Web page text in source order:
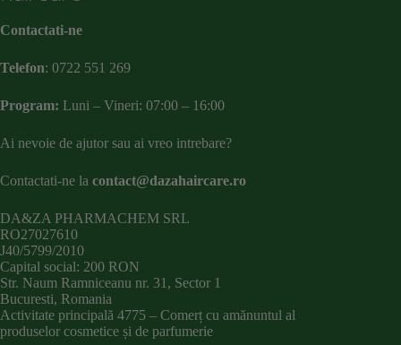
Contactati-ne
Telefon: 0722 551 269
Program: Luni – Vineri: 07:00 – 16:00
Ai nevoie de ajutor sau ai vreo intrebare?
Contactati-ne la contact@dazahaircare.ro
DA&ZA PHARMACHEM SRL
RO27027610
J40/5799/2010
Capital social: 200 RON
Str. Naum Ramniceanu nr. 31, Sector 1
Bucuresti, Romania
Activitate principală 4775 – Comerț cu amănuntul al
produselor cosmetice și de parfumerie